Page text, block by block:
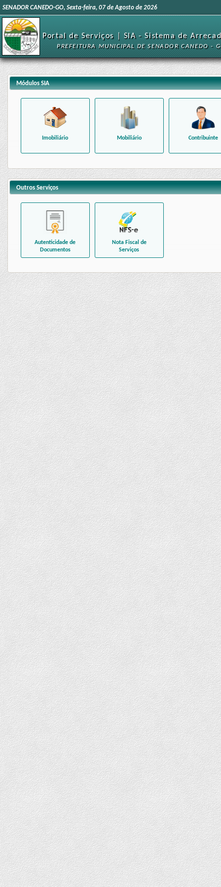
SENADOR CANEDO-GO, Sexta-feira, 07 de Agosto de 2026
Portal de Serviços | SIA - Sistema de
PREFEITURA MUNICIPAL DE SENADOR CANEDO -
Módulos SIA
Imobiliário Mobiliário Contribuinte
Outros Serviços
Autenticidade de
Documentos
Nota Fiscal de
Serviços